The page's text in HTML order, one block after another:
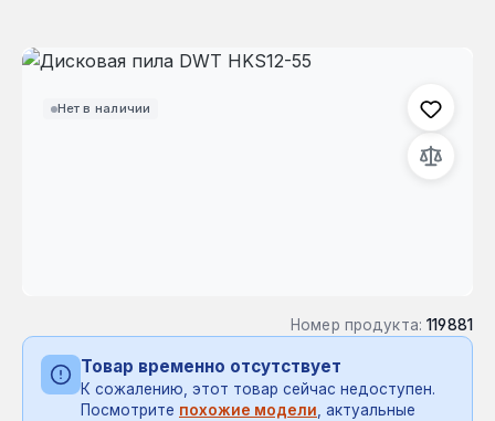
Нет в наличии
Пропустить галерею изображений
Номер продукта: 119881
Товар временно отсутствует
К сожалению, этот товар сейчас недоступен.
Посмотрите похожие модели, актуальные